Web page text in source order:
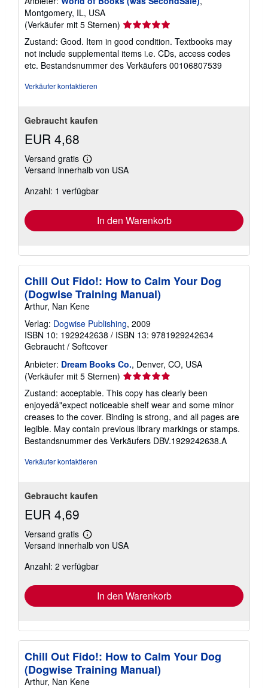
Montgomery, IL, USA
(Verkäufer mit 5 Sternen) Verkäuferbewertung
von
5
Sternen
Zustand: Good. Item in good condition. Textbooks may
not include supplemental items i.e. CDs, access codes
etc. Bestandsnummer des Verkäufers 00106807539
Verkäufer kontaktieren
Gebraucht kaufen
EUR 4,68
Versand gratis
Weitere
Informationen
Versandkosten
Versand innerhalb von USA
Anzahl: 1 verfügbar
In den Warenkorb
Chill Out Fido!: How to Calm Your Dog
(Dogwise Training Manual)
Arthur, Nan Kene
Verlag: Dogwise Publishing, 2009
ISBN 10: 1929242638 / ISBN 13: 9781929242634
Gebraucht / Softcover
Anbieter: Dream Books Co., Denver, CO, USA
(Verkäufer mit 5 Sternen) Verkäuferbewertung
von
5
Sternen
Zustand: acceptable. This copy has clearly been
enjoyedâ"expect noticeable shelf wear and some minor
creases to the cover. Binding is strong, and all pages are
legible. May contain previous library markings or stamps.
Bestandsnummer des Verkäufers DBV.1929242638.A
Verkäufer kontaktieren
Gebraucht kaufen
EUR 4,69
Versand gratis
Weitere
Informationen
Versandkosten
Versand innerhalb von USA
Anzahl: 2 verfügbar
In den Warenkorb
Chill Out Fido!: How to Calm Your Dog
(Dogwise Training Manual)
Arthur, Nan Kene